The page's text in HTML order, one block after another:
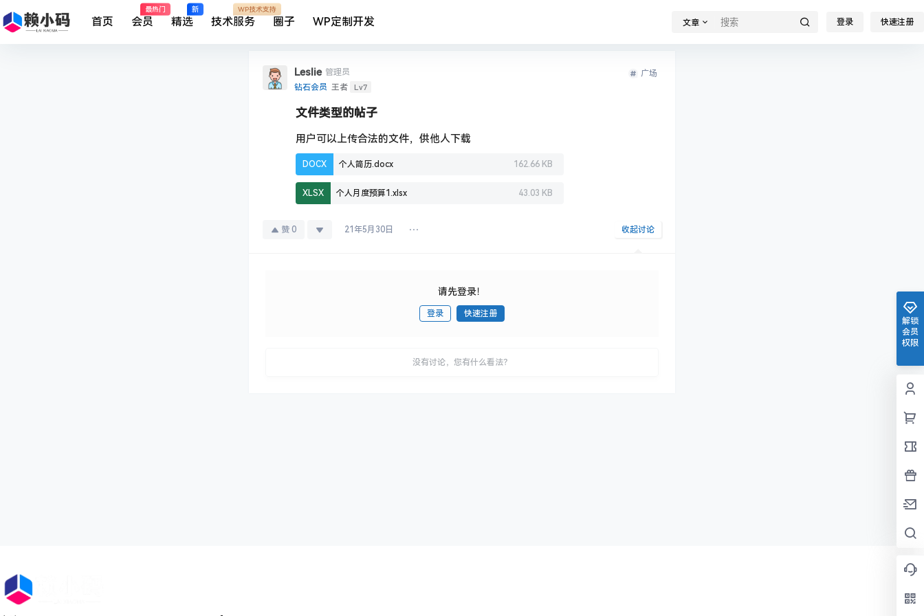
首页 会员
最热门
精选
新
技术服务
WP技术支持
圈子 WP定制开发 文章 登录 快速注册
Leslie 管理员
钻石会员 王者 Lv7
广场
文件类型的帖子
用户可以上传合法的文件，供他人下载
DOCX 个人简历.docx 162.66 KB
XLSX 个人月度预算1.xlsx 43.03 KB
赞 0 21年5月30日 收起讨论
请先登录！
登录 快速注册
没有讨论，您有什么看法？
解锁
会员
权限